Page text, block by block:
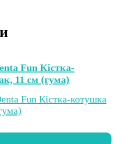
Fun Кістка-
11 см (гума)